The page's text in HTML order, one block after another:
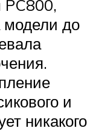
PC800,
модели до
и
никакого